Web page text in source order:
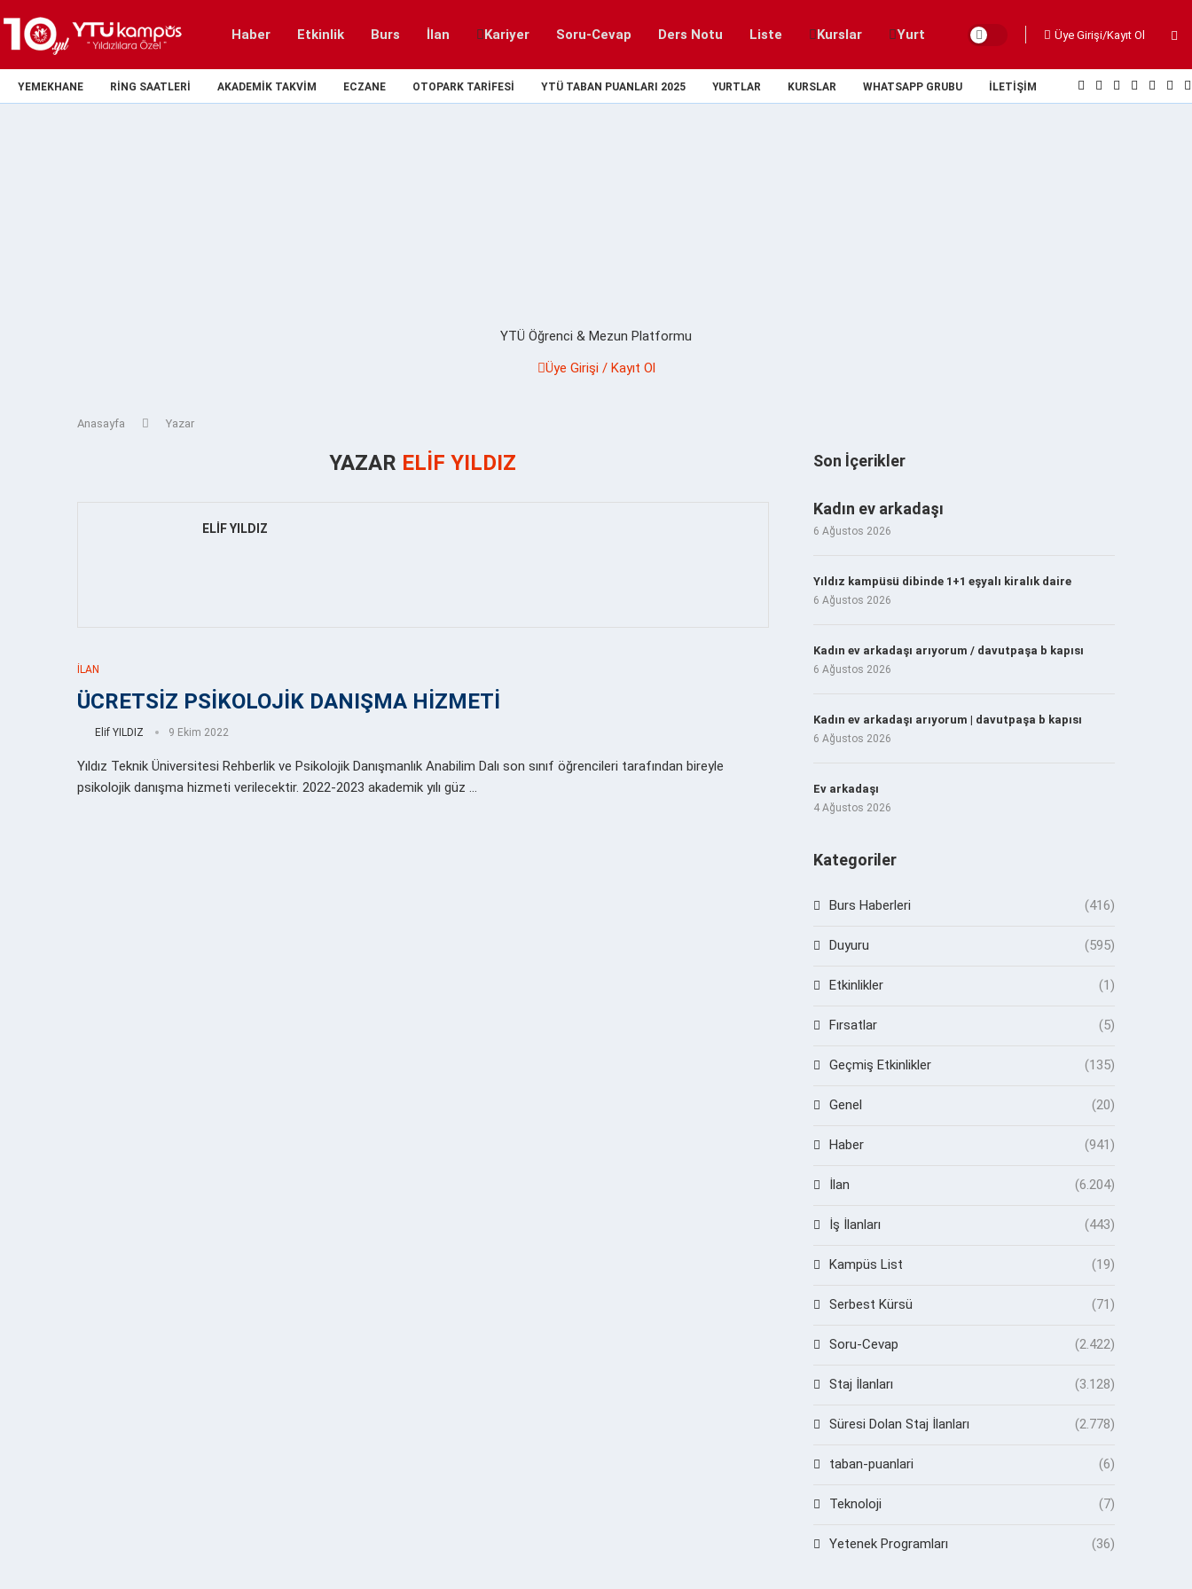
Haber Etkinlik Burs İlan Kariyer Soru-Cevap Ders Notu Liste Kurslar Yurt Üye Girişi/Kayıt Ol
YEMEKHANE RING SAATLERI AKADEMIK TAKVIM ECZANE OTOPARK TARIFESI YTÜ TABAN PUANLARI 2025 YURTLAR KURSLAR WHATSAPP GRUBU İLETIŞIM
YTÜ Öğrenci & Mezun Platformu
Üye Girişi / Kayıt Ol
Anasayfa Yazar
YAZAR ELIF YILDIZ
ELIF YILDIZ
İLAN
ÜCRETSİZ PSİKOLOJİK DANIŞMA HİZMETİ
Elif YILDIZ 9 Ekim 2022
Yıldız Teknik Üniversitesi Rehberlik ve Psikolojik Danışmanlık Anabilim Dalı son sınıf öğrencileri tarafından bireyle
psikolojik danışma hizmeti verilecektir. 2022-2023 akademik yılı güz …
Son İçerikler
Kadın ev arkadaşı
6 Ağustos 2026
Yıldız kampüsü dibinde 1+1 eşyalı kiralık daire
6 Ağustos 2026
Kadın ev arkadaşı arıyorum / davutpaşa b kapısı
6 Ağustos 2026
Kadın ev arkadaşı arıyorum | davutpaşa b kapısı
6 Ağustos 2026
Ev arkadaşı
4 Ağustos 2026
Kategoriler
Burs Haberleri (416)
Duyuru (595)
Etkinlikler (1)
Fırsatlar (5)
Geçmiş Etkinlikler (135)
Genel (20)
Haber (941)
İlan (6.204)
İş İlanları (443)
Kampüs List (19)
Serbest Kürsü (71)
Soru-Cevap (2.422)
Staj İlanları (3.128)
Süresi Dolan Staj İlanları (2.778)
taban-puanlari (6)
Teknoloji (7)
Yetenek Programları (36)